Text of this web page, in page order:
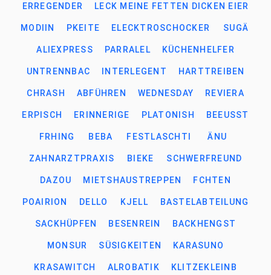
ERREGENDER LECK MEINE FETTEN DICKEN EIER
MODIIN PKEITE ELECKTROSCHOCKER SUGÄ
ALIEXPRESS PARRALEL KÜCHENHELFER
UNTRENNBAC INTERLEGENT HARTTREIBEN
CHRASH ABFÜHREN WEDNESDAY REVIERA
ERPISCH ERINNERIGE PLATONISH BEEUSST
FRHING BEBA FESTLASCHTI ÄNU
ZAHNARZTPRAXIS BIEKE SCHWERFREUND
DAZOU MIETSHAUSTREPPEN FCHTEN
POAIRION DELLO KJELL BASTELABTEILUNG
SACKHÜPFEN BESENREIN BACKHENGST
MONSUR SÜSIGKEITEN KARASUNO
KRASAWITCH ALROBATIK KLITZEKLEINB